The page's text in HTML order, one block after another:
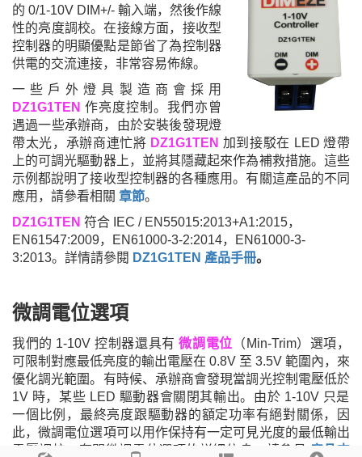
的 0/1-10V DIM+/- 輸入端，然後作線
性的亮度調校。在接線方面，接收型
控制器的明顯優點是節省了為控制器
供電的交流連接，非常容易佈線。
一些戶外燈具製造商會採用
DZ1G1TEN 作亮度控制。我們亦曾
遇過一些承辦商，由於安裝後發現燈
帶太光，承辦商連忙將 DZ1G1TEN 加到接駁在 LED 燈帶
上的可調光驅動器上，並將其隱藏起來作為補救措施。這些
示例都說明了接收型控制器的各種應用。有關這產品的不同
應用 ， 請參看相關 章節。
DZ1G1TEN 符合 IEC / EN55015:2013+A1:2015，
EN61547:2009，EN61000-3-2:2014，EN61000-3-
3:2013。 詳情請參閱 DZ1G1TEN 產品手冊。
微調電位選項
我們的 1-10V控制器還具有微調電位 （ Min-Trim）選項，
可限制對應最低亮度的輸出電壓在 0.8V 至 3.5V 範圍內，來
優化調光範圍。 有時候、承辦商會發現當調光控制電壓低於
1V 時，某些 LED 驅動器會關閉其輸出。 由於 1-10V 只是
一個比例，最終亮度跟驅動器的額定功率有絕對關係，因
此，微調電位選項可以用作保持有一定可見光度的最低輸出
電壓調校。有關微調電位選項的詳細信息，請參見 產品支